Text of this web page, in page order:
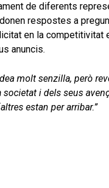
de diferents
respostes a
en la competitivitat
anuncis.
molt senzilla, però
i dels seus
estan per arribar.”